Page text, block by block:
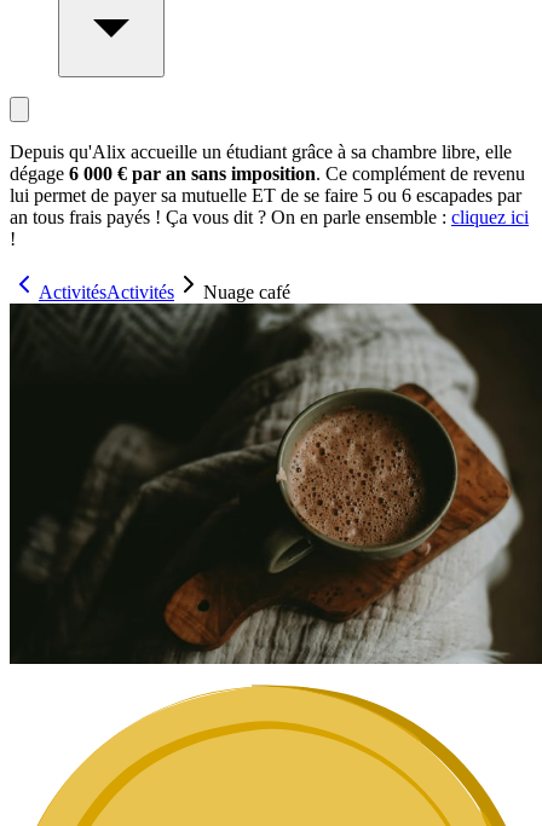
Depuis qu'Alix accueille un étudiant grâce à sa chambre libre, elle
dégage 6 000 € par an sans imposition. Ce complément de revenu
lui permet de payer sa mutuelle ET de se faire 5 ou 6 escapades par
an tous frais payés ! Ça vous dit ? On en parle ensemble : cliquez ici
!
ActivitésActivités Nuage café